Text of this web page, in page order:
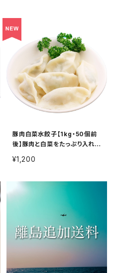
豚肉白菜水餃子【1kg・50個前
後】豚肉と白菜をたっぷり入れま
¥1,200